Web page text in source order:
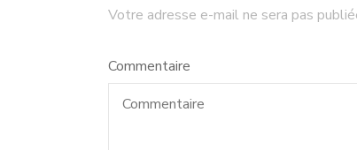
Votre adresse e-mail ne sera pas
Commentaire